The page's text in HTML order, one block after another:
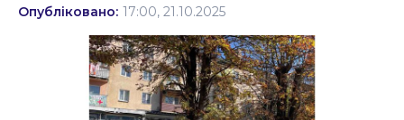
Політика
Опубліковано: 17:00, 21.10.2025